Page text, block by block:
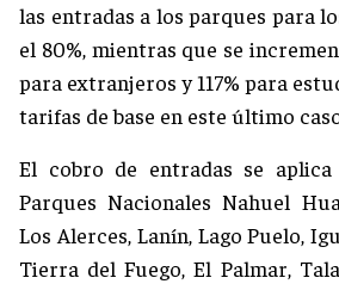
las entradas a los parques para
el 80%, mientras que se
para extranjeros y 117% para
tarifas de base en este último
El cobro de entradas se
Parques Nacionales Nahuel
Los Alerces, Lanín, Lago Puelo,
Tierra del Fuego, El Palmar,